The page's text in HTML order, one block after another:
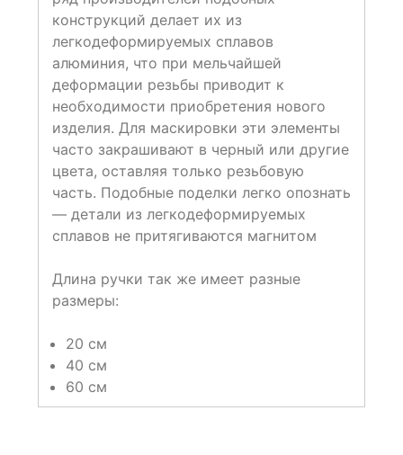
конструкций делает их из
легкодеформируемых сплавов
алюминия, что при мельчайшей
деформации резьбы приводит к
необходимости приобретения нового
изделия. Для маскировки эти элементы
часто закрашивают в черный или другие
цвета, оставляя только резьбовую
часть. Подобные поделки легко опознать
— детали из легкодеформируемых
сплавов не притягиваются магнитом
Длина ручки так же имеет разные
размеры:
20 см
40 см
60 см